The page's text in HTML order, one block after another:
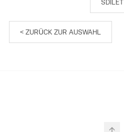
SDÍLET
< ZURÜCK ZUR AUSWAHL